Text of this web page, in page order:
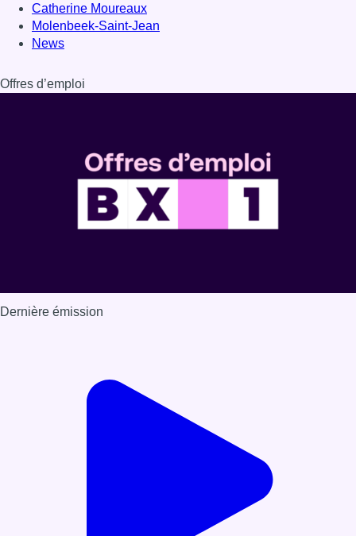
Catherine Moureaux
Molenbeek-Saint-Jean
News
Offres d’emploi
Dernière émission